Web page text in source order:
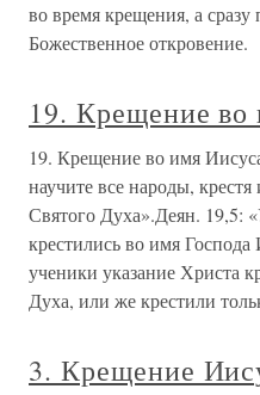
во время крещения, а сразу
Божественное откровение.
19. Крещение во
19. Крещение во имя
научите все народы,
Святого Духа».Деян. 19,5:
крестились во имя
ученики указание Христа
Духа, или же крестили
3. Крещение